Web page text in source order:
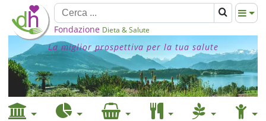
Fondazione Dieta & Salute
La miglior prospettiva per la tua salute